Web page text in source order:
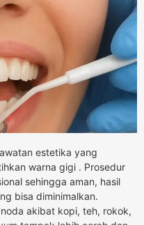
estetika yang
warna gigi . Prosedur
sehingga aman, hasil
bisa diminimalkan.
akibat kopi, teh, rokok,